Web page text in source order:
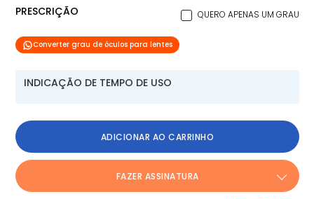
PRESCRIÇÃO QUERO APENAS UM GRAU
Converter grau de óculos para lentes
INDICAÇÃO DE TEMPO DE USO
ADICIONAR AO CARRINHO
FAZER ASSINATURA